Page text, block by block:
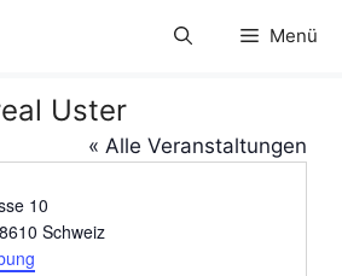
Menü
Uster
« Alle Veranstaltungen
10
8610 Schweiz